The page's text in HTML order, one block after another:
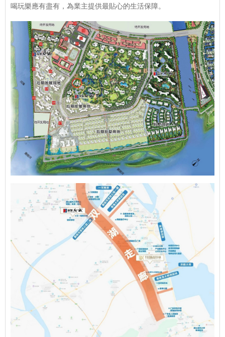
喝玩樂應有盡有，為業主提供最貼心的生活保障。